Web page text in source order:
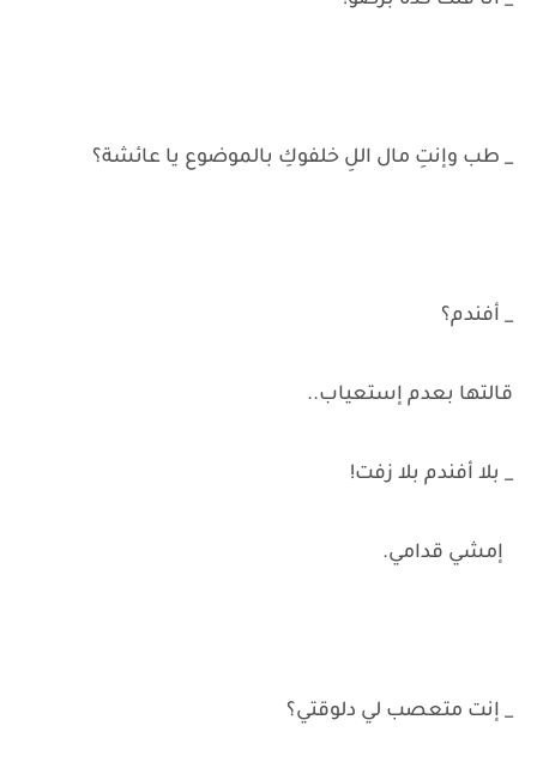
_ طب وإنتِ مال اللِ خلفوكِ بالموضوع يا عائشة؟
_ أفندم؟
قالتها بعدم إستعياب..
_ بلا أفندم بلا زفت!
إمشي قدامي.
_ إنت متعصب لي دلوقتي؟